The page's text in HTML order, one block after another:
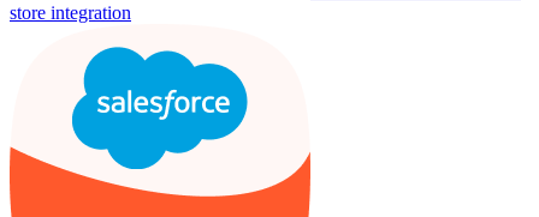
store integration